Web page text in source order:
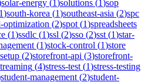
solar-energy (1)solutions (1)sop
1)south-korea (1)southeast-asia (2)spc
optimization (2)spot (1)spreadsheets
(1)ssdlc (1)ssl (2)sso (2)sst (1)star-
(1)stock-control (1)store
(2)storefront-api (3)storefront-
(4)stress-test (1)stress-testing
student-management (2)student-